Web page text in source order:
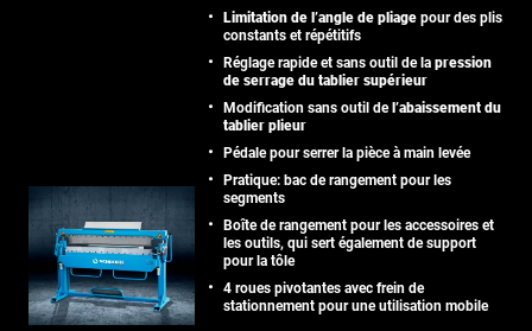
Limitation de l’angle de pliage pour des plis
constants et répétitifs
Réglage rapide et sans outil de la pression
de serrage du tablier supérieur
Modification sans outil del’abaissement du
tablier plieur
Pédale pour serrer la pièce à main levée
Pratique: bac de rangement pour les
segments
Boîte de rangement pour les accessoires et
les outils, qui sert également de support
pour la tôle
4 roues pivotantes avec frein de
stationnement pour une utilisation mobile